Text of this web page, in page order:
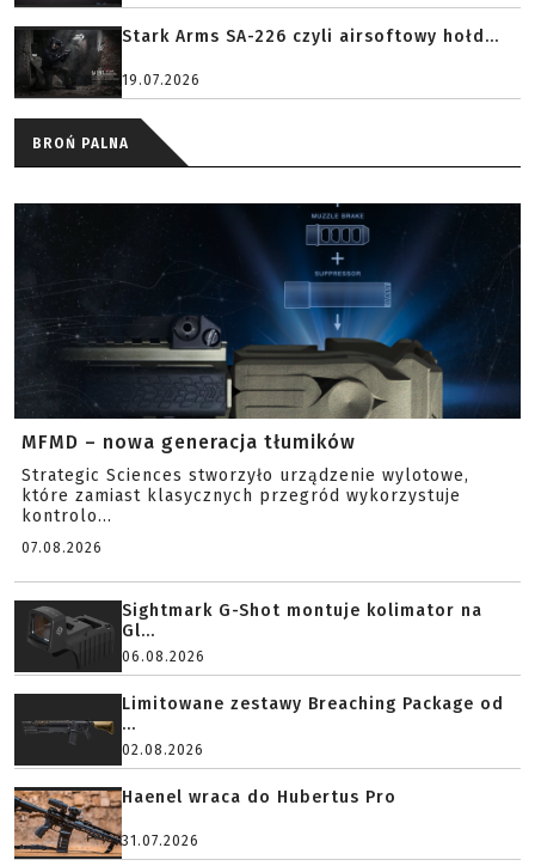
Stark Arms SA-226 czyli airsoftowy hołd...
19.07.2026
BROŃ PALNA
MFMD – nowa generacja tłumików
Strategic Sciences stworzyło urządzenie wylotowe,
które zamiast klasycznych przegród wykorzystuje
kontrolo...
07.08.2026
Sightmark G-Shot montuje kolimator na
Gl...
06.08.2026
Limitowane zestawy Breaching Package od
...
02.08.2026
Haenel wraca do Hubertus Pro
31.07.2026